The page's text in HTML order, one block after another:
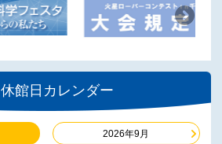
休館日カレンダー
2026年9月